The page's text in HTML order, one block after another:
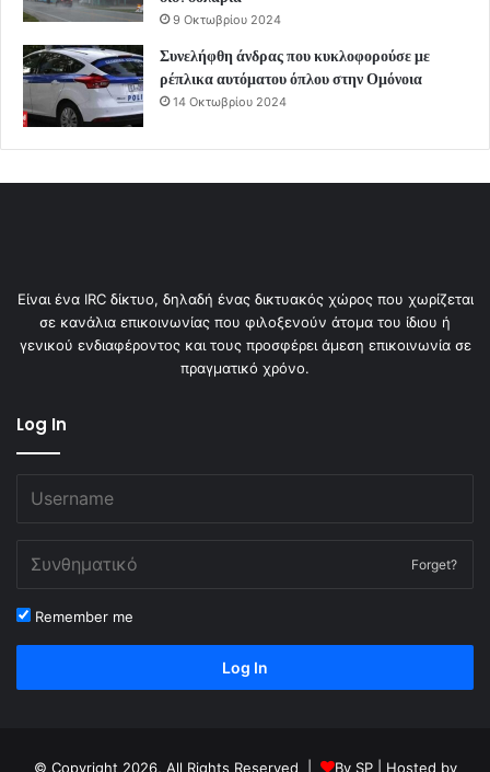
9 Οκτωβρίου 2024
Συνελήφθη άνδρας που κυκλοφορούσε με
ρέπλικα αυτόματου όπλου στην Ομόνοια
14 Οκτωβρίου 2024
Είναι ένα IRC δίκτυο, δηλαδή ένας δικτυακός χώρος που χωρίζεται
σε κανάλια επικοινωνίας που φιλοξενούν άτομα του ίδιου ή
γενικού ενδιαφέροντος και τους προσφέρει άμεση επικοινωνία σε
πραγματικό χρόνο.
Log In
Forget?
Remember me
Log In
© Copyright 2026, All Rights Reserved | By SP| Hosted by